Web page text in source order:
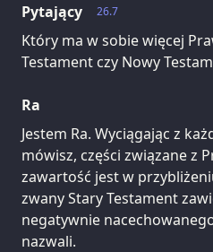
26.7
Pytający
Który ma w sobie więcej
Testament czy Nowy
Ra
Jestem Ra. Wyciągając z
mówisz, części związane z
zawartość jest w
zwany Stary Testament
negatywnie
nazwali.